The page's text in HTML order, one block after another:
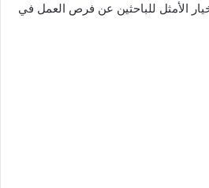
الأمثل للباحثين عن فرص العمل في